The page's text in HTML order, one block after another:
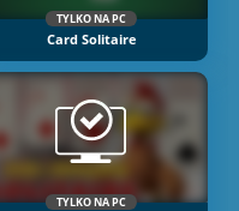
TYLKO NA PC
Card Solitaire
TYLKO NA PC